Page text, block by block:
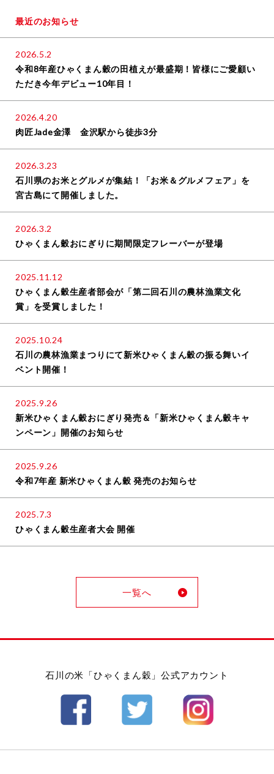
最近のお知らせ
2026.5.2
令和8年産ひゃくまん穀の田植えが最盛期！皆様にご愛顧い
ただき今年デビュー10年目！
2026.4.20
肉匠Jade金澤 金沢駅から徒歩3分
2026.3.23
石川県のお米とグルメが集結！「お米＆グルメフェア」を
宮古島にて開催しました。
2026.3.2
ひゃくまん穀おにぎりに期間限定フレーバーが登場
2025.11.12
ひゃくまん穀生産者部会が「第二回石川の農林漁業文化
賞」を受賞しました！
2025.10.24
石川の農林漁業まつりにて新米ひゃくまん穀の振る舞いイ
ベント開催！
2025.9.26
新米ひゃくまん穀おにぎり発売＆「新米ひゃくまん穀キャ
ンペーン」開催のお知らせ
2025.9.26
令和7年産 新米ひゃくまん穀 発売のお知らせ
2025.7.3
ひゃくまん穀生産者大会 開催
一覧へ
石川の米「ひゃくまん穀」公式アカウント